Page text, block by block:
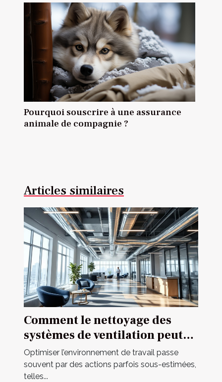
Pourquoi souscrire à une assurance
animale de compagnie ?
Articles similaires
Comment le nettoyage des
systèmes de ventilation peut
améliorer votre
environnement de travail ?
Optimiser l’environnement de travail passe
souvent par des actions parfois sous-estimées,
telles...